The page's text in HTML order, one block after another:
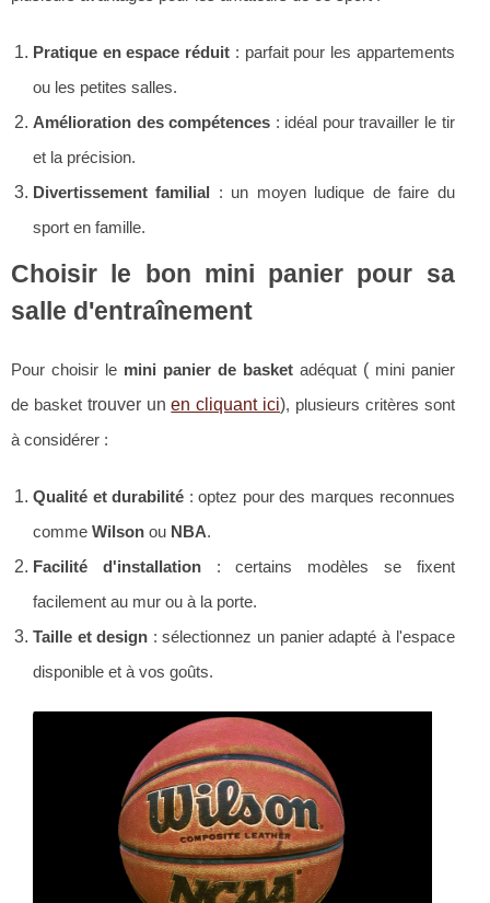
Pratique en espace réduit : parfait pour les appartements
ou les petites salles.
Amélioration des compétences : idéal pour travailler le tir
et la précision.
Divertissement familial
: un moyen ludique de faire du
sport en famille.
Choisir le bon mini panier pour sa
salle d'entraînement
Pour choisir le mini panier de basketadéquat ( mini panier
de basket trouver unen cliquant ici), plusieurs critères sont
à considérer :
Qualité et durabilité : optez pour des marques reconnues
comme Wilson ou NBA.
Facilité d'installation: certains modèles se fixent
facilement au mur ou à la porte.
Taille et design : sélectionnez un panier adapté à l'espace
disponible et à vos goûts.